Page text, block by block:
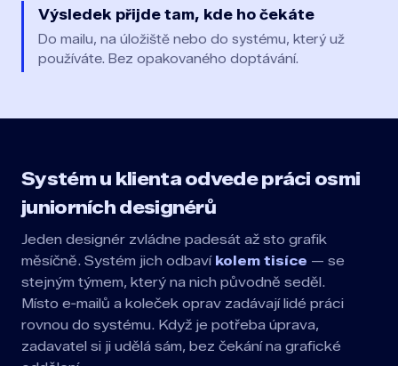
Výsledek přijde tam, kde ho čekáte
Do mailu, na úložiště nebo do systému, který už
používáte. Bez opakovaného doptávání.
Systém u klienta odvede práci osmi
juniorních designérů
Jeden designér zvládne padesát až sto grafik
měsíčně. Systém jich odbaví kolem tisíce — se
stejným týmem, který na nich původně seděl.
Místo e‑mailů a koleček oprav zadávají lidé práci
rovnou do systému. Když je potřeba úprava,
zadavatel si ji udělá sám, bez čekání na grafické